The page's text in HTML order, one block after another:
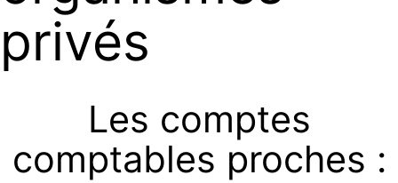
privés
Les comptes
comptables proches :